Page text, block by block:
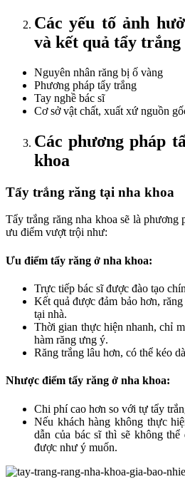
Các yếu tố ảnh
và kết quả tẩy trắng
Nguyên nhân răng bị ố vàng
Phương pháp tẩy trắng
Tay nghề bác sĩ
Cơ sở vật chất, xuất xứ nguồn
Các phương pháp
khoa
Tẩy trắng răng tại nha khoa
Tẩy trắng răng nha khoa sẽ là phương
ưu điểm vượt trội như:
Ưu điểm tẩy răng ở nha khoa:
Trực tiếp bác sĩ được đào tạo
Kết quả được đảm bảo hơn,
tại nhà.
Thời gian thực hiện nhanh, chỉ
hàm răng ưng ý.
Răng trắng lâu hơn, có thể kéo
Nhược điểm tẩy răng ở nha khoa:
Chi phí cao hơn so với tự tẩy
Nếu khách hàng không thực
dẫn của bác sĩ thì sẽ không
được như ý muốn.